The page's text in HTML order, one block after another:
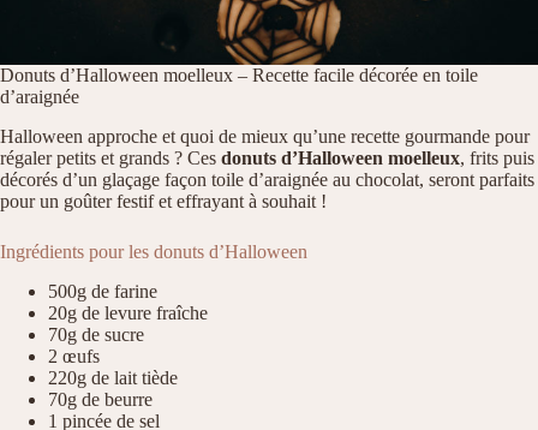
Donuts d’Halloween moelleux – Recette facile décorée en toile
d’araignée
Halloween approche et quoi de mieux qu’une recette gourmande pour
régaler petits et grands ? Ces donuts d’Halloween moelleux, frits puis
décorés d’un glaçage façon toile d’araignée au chocolat, seront parfaits
pour un goûter festif et effrayant à souhait !
Ingrédients pour les donuts d’Halloween
500g de farine
20g de levure fraîche
70g de sucre
2 œufs
220g de lait tiède
70g de beurre
1 pincée de sel